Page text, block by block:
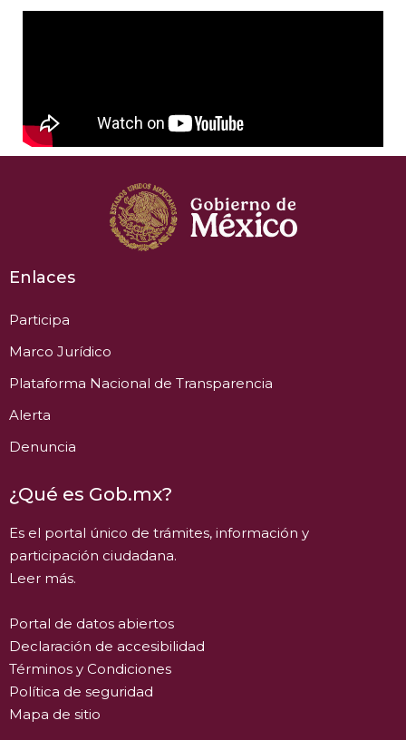
Enlaces
Participa
Marco Jurídico
Plataforma Nacional de Transparencia
Alerta
Denuncia
¿Qué es Gob.mx?
Es el portal único de trámites, información y
participación ciudadana.
Leer más.
Portal de datos abiertos
Declaración de accesibilidad
Términos y Condiciones
Política de seguridad
Mapa de sitio